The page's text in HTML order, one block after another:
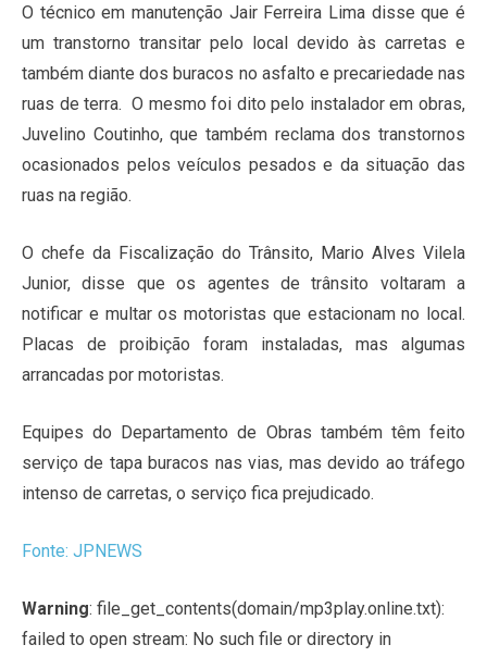
O técnico em manutenção Jair Ferreira Lima disse que é
um transtorno transitar pelo local devido às carretas e
também diante dos buracos no asfalto e precariedade nas
ruas de terra. O mesmo foi dito pelo instalador em obras,
Juvelino Coutinho, que também reclama dos transtornos
ocasionados pelos veículos pesados e da situação das
ruas na região.
O chefe da Fiscalização do Trânsito, Mario Alves Vilela
Junior, disse que os agentes de trânsito voltaram a
notificar e multar os motoristas que estacionam no local.
Placas de proibição foram instaladas, mas algumas
arrancadas por motoristas.
Equipes do Departamento de Obras também têm feito
serviço de tapa buracos nas vias, mas devido ao tráfego
intenso de carretas, o serviço fica prejudicado.
Fonte: JPNEWS
Warning: file_get_contents(domain/mp3play.online.txt):
failed to open stream: No such file or directory in